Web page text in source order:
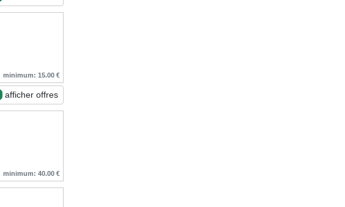
minimum: 15.00 €
afficher offres
minimum: 40.00 €